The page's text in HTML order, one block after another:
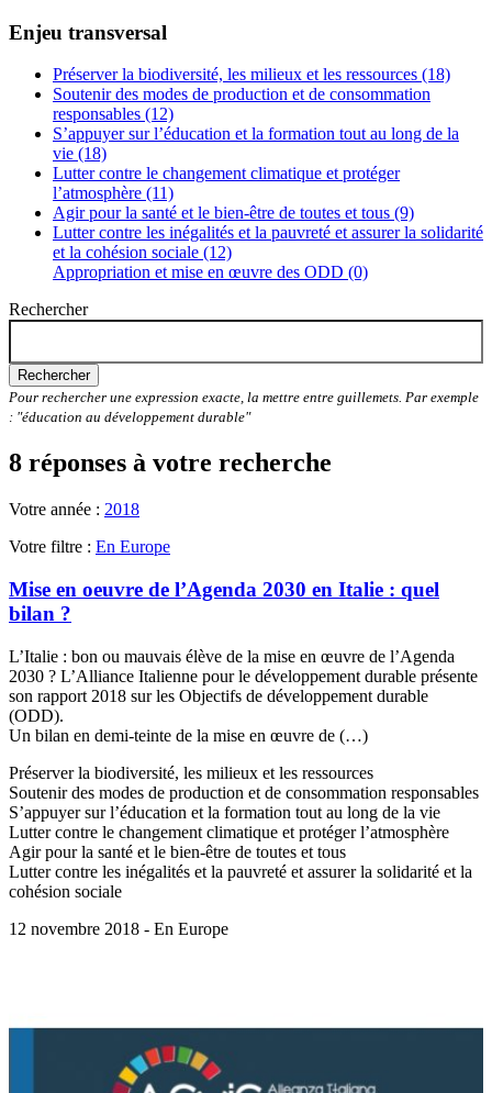
Enjeu transversal
Préserver la biodiversité, les milieux et les ressources (18)
Soutenir des modes de production et de consommation
responsables (12)
S’appuyer sur l’éducation et la formation tout au long de la
vie (18)
Lutter contre le changement climatique et protéger
l’atmosphère (11)
Agir pour la santé et le bien-être de toutes et tous (9)
Lutter contre les inégalités et la pauvreté et assurer la solidarité
et la cohésion sociale (12)
Appropriation et mise en œuvre des ODD (0)
Rechercher
Rechercher
Pour rechercher une expression exacte, la mettre entre guillemets. Par exemple
: "éducation au développement durable"
8 réponses à votre recherche
Votre année : 2018
Votre filtre : En Europe
Mise en oeuvre de l’Agenda 2030 en Italie : quel
bilan ?
L’Italie : bon ou mauvais élève de la mise en œuvre de l’Agenda
2030 ? L’Alliance Italienne pour le développement durable présente
son rapport 2018 sur les Objectifs de développement durable
(ODD).
Un bilan en demi-teinte de la mise en œuvre de (…)
Préserver la biodiversité, les milieux et les ressources
Soutenir des modes de production et de consommation responsables
S’appuyer sur l’éducation et la formation tout au long de la vie
Lutter contre le changement climatique et protéger l’atmosphère
Agir pour la santé et le bien-être de toutes et tous
Lutter contre les inégalités et la pauvreté et assurer la solidarité et la
cohésion sociale
12 novembre 2018 - En Europe